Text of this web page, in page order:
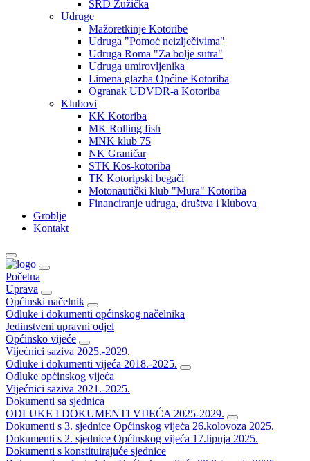
ŠRD Žužička
Udruge
Mažoretkinje Kotoribe
Udruga "Pomoć neizlječivima"
Udruga Roma "Za bolje sutra"
Udruga umirovljenika
Limena glazba Općine Kotoriba
Ogranak UDVDR-a Kotoriba
Klubovi
KK Kotoriba
MK Rolling fish
MNK klub 75
NK Graničar
STK Kos-kotoriba
TK Kotoripski begači
Motonautički klub "Mura" Kotoriba
Financiranje udruga, društva i klubova
Groblje
Kontakt
Početna
Uprava
Općinski načelnik
Odluke i dokumenti općinskog načelnika
Jedinstveni upravni odjel
Općinsko vijeće
Vijećnici saziva 2025.-2029.
Odluke i dokumenti vijeća 2018.-2025.
Odluke općinskog vijeća
Vijećnici saziva 2021.-2025.
Dokumenti sa sjednica
ODLUKE I DOKUMENTI VIJEĆA 2025-2029.
Dokumenti s 3. sjednice Općinskog vijeća 26.kolovoza 2025.
Dokumenti s 2. sjednice Općinskog vijeća 17.lipnja 2025.
Dokumenti s konstituirajuće sjednice